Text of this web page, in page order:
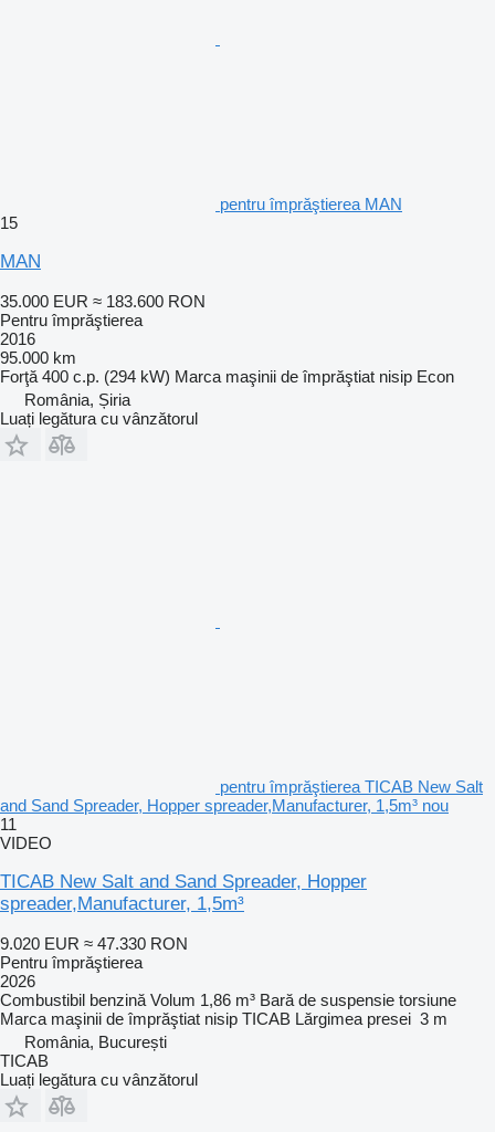
pentru împrăştierea MAN
15
MAN
35.000 EUR ≈ 183.600 RON
Pentru împrăştierea
2016
95.000 km
Forţă 400 c.p. (294 kW) Marca maşinii de împrăştiat nisip Econ
România, Șiria
Luați legătura cu vânzătorul
pentru împrăştierea TICAB New Salt
and Sand Spreader, Hopper spreader,Manufacturer, 1,5m³ nou
11
VIDEO
TICAB New Salt and Sand Spreader, Hopper
spreader,Manufacturer, 1,5m³
9.020 EUR ≈ 47.330 RON
Pentru împrăştierea
2026
Combustibil benzină Volum 1,86 m³ Bară de suspensie torsiune
Marca maşinii de împrăştiat nisip TICAB Lărgimea presei 3 m
România, București
TICAB
Luați legătura cu vânzătorul